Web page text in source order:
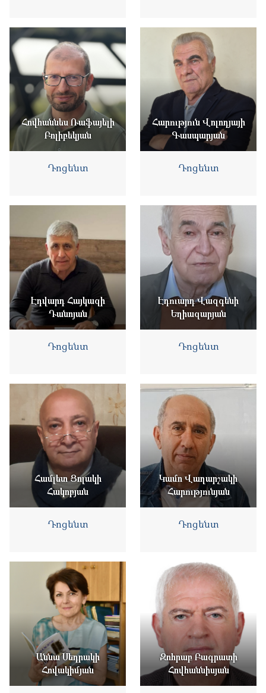
Հովհաննես Ռաֆայելի
Բոլիբեկյան
Դոցենտ
Հարություն Վոլոդյայի
Գասպարյան
Դոցենտ
Էդվարդ Հայկազի
Դանոյան
Դոցենտ
Էդուարդ Վազգենի
Եղիազարյան
Դոցենտ
Համլետ Ցոլակի
Հակոբյան
Դոցենտ
Կամո Վաղարշակի
Հարությունյան
Դոցենտ
Աննա Սեդրակի
Հովակիմյան
Զոհրաբ Բագրատի
Հովհաննիսյան